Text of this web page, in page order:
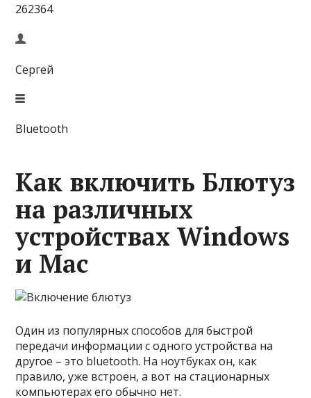
262364
Сергей
Bluetooth
Как включить Блютуз
на различных
устройствах Windows
и Mac
Один из популярных способов для быстрой
передачи информации с одного устройства на
другое – это bluetooth. На ноутбуках он, как
правило, уже встроен, а вот на стационарных
компьютерах его обычно нет.